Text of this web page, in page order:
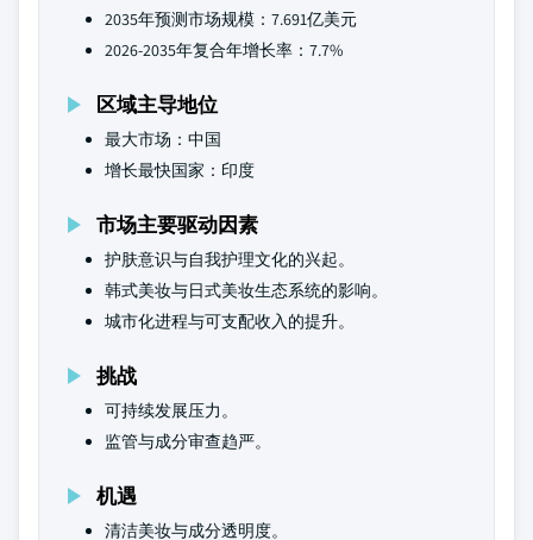
2035年预测市场规模：7.691亿美元
2026-2035年复合年增长率：7.7%
区域主导地位
最大市场：中国
增长最快国家：印度
市场主要驱动因素
护肤意识与自我护理文化的兴起。
韩式美妆与日式美妆生态系统的影响。
城市化进程与可支配收入的提升。
挑战
可持续发展压力。
监管与成分审查趋严。
机遇
清洁美妆与成分透明度。